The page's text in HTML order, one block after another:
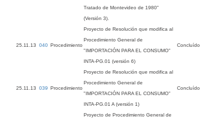
Tratado de Montevideo de 1980"
(Versión 3).
25.11.13 040 Procedimiento
Proyecto de Resolución que modifica al
Procedimiento General de
"IMPORTACIÓN PARA EL CONSUMO"
INTA-PG.01 (versión 6)
Concluído
25.11.13 039 Procedimiento
Proyecto de Resolución que modifica al
Procedimiento General de
"IMPORTACIÓN PARA EL CONSUMO"
INTA-PG.01 A (versión 1)
Concluído
Proyecto de Procedimiento General de